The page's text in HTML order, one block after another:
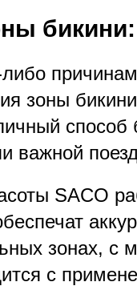
зоны
важной
SACO
зонах,
с